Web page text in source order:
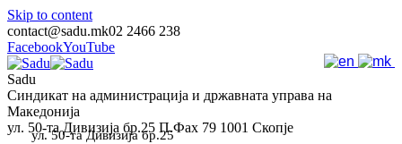
Skip to content
contact@sadu.mk02 2466 238
FacebookYouTube
Sadu
Синдикат на администрација и државната управа на
Македонија
ул. 50-та Дивизија бр.25 П.Фах 79 1001 Скопје
ул. 50-та Дивизија бр.25